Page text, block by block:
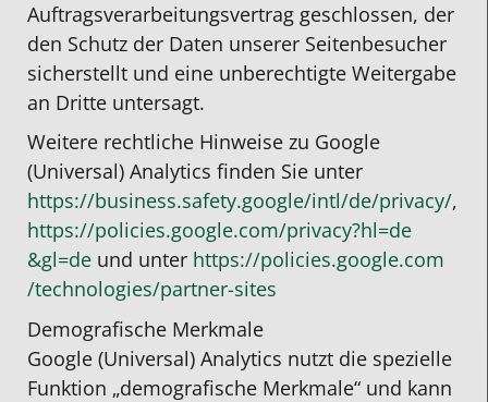
Auftragsverarbeitungsvertrag geschlossen, der
den Schutz der Daten unserer Seitenbesucher
sicherstellt und eine unberechtigte Weitergabe
an Dritte untersagt.
Weitere rechtliche Hinweise zu Google
(Universal) Analytics finden Sie unter
https://business.safety.google/intl/de/privacy/,
https://policies.google.com/privacy?hl=de
&gl=de und unter https://policies.google.com
/technologies/partner-sites
Demografische Merkmale
Google (Universal) Analytics nutzt die spezielle
Funktion „demografische Merkmale“ und kann